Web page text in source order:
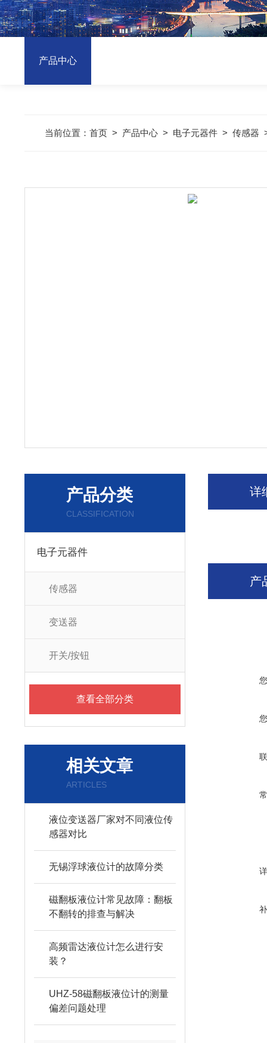
产品中心
当前位置： 首页> 产品中心> 电子元器件> 传感器
产品分类
CLASSIFICATION
电子元器件
传感器
变送器
开关/按钮
查看全部分类
相关文章
ARTICLES
液位变送器厂家对不同液位传
感器对比
无锡浮球液位计的故障分类
磁翻板液位计常见故障：翻板
不翻转的排查与解决
高频雷达液位计怎么进行安
装？
UHZ-58磁翻板液位计的测量
偏差问题处理
详
产